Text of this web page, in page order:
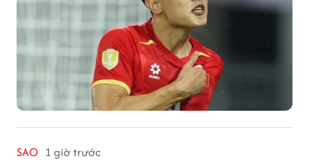
SAO 1 giờ trước